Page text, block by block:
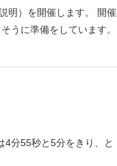
明）を開催します。 開催
うに準備をしています。
4分55秒と5分をきり、と